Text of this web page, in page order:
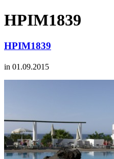
HPIM1839
HPIM1839
in 01.09.2015